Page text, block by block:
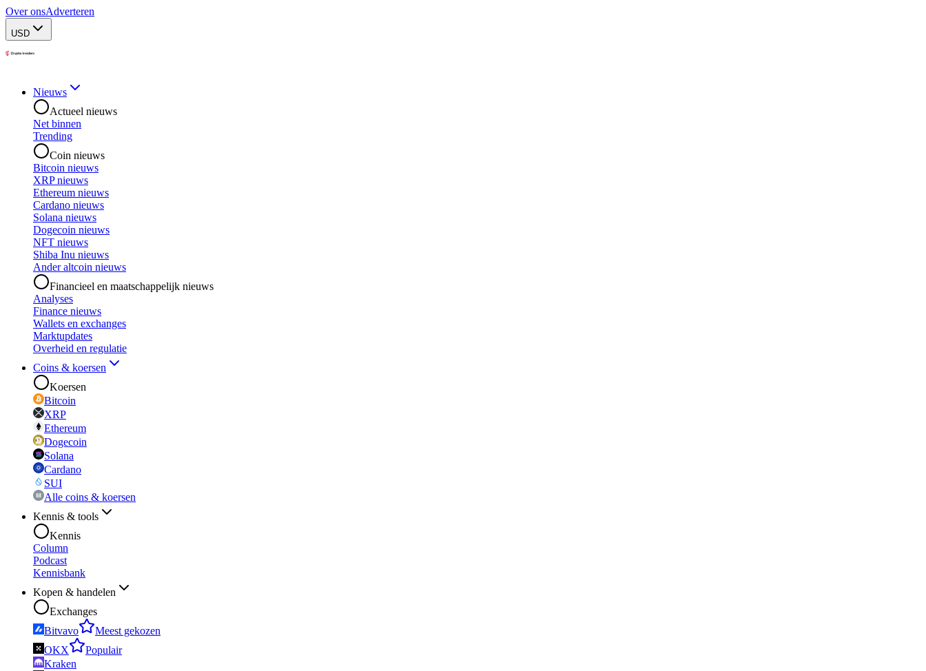
Over onsAdverteren
USD
Nieuws
Actueel nieuws
Net binnen
Trending
Coin nieuws
Bitcoin nieuws
XRP nieuws
Ethereum nieuws
Cardano nieuws
Solana nieuws
Dogecoin nieuws
NFT nieuws
Shiba Inu nieuws
Ander altcoin nieuws
Financieel en maatschappelijk nieuws
Analyses
Finance nieuws
Wallets en exchanges
Marktupdates
Overheid en regulatie
Coins & koersen
Koersen
Bitcoin
XRP
Ethereum
Dogecoin
Solana
Cardano
SUI
Alle coins & koersen
Kennis & tools
Kennis
Column
Podcast
Kennisbank
Kopen & handelen
Exchanges
Bitvavo
Meest gekozen
OKX
Populair
Kraken